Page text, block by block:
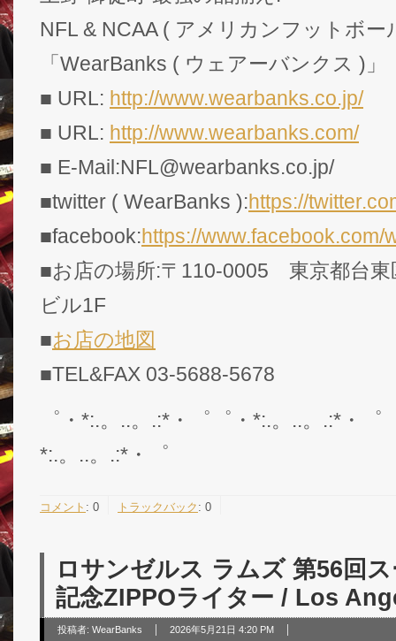
NFL & NCAA ( アメリカンフットボー
「WearBanks ( ウェアーバンクス )」
■ URL: http://www.wearbanks.co.jp/
■ URL: http://www.wearbanks.com/
■ E-Mail:NFL@wearbanks.co.jp/
■twitter ( WearBanks ):https://
■facebook:https://www.facebook.com/
■お店の場所:〒110-0005 東京都台
ビル1F
■お店の地図
■TEL&FAX 03-5688-5678
゜・*:.。..。.:*・゜゜・*:.。..。.:*・
*:.。..。.:*・゜
コメント : 0 トラックバック : 0
ロサンゼルス ラムズ 第56回
記念ZIPPOライター / Los
投稿者: WearBanks
2026年5月21日 4:20 PM